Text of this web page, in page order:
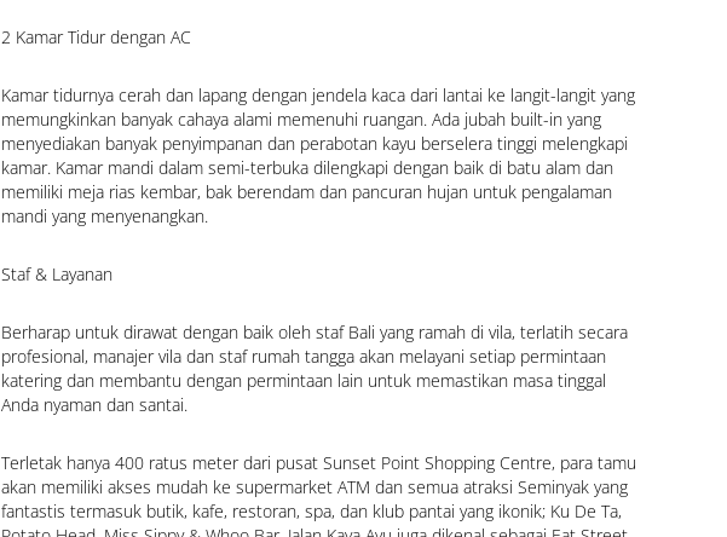
2 Kamar Tidur dengan AC
Kamar tidurnya cerah dan lapang dengan jendela kaca dari lantai ke langit-langit yang
memungkinkan banyak cahaya alami memenuhi ruangan. Ada jubah built-in yang
menyediakan banyak penyimpanan dan perabotan kayu berselera tinggi melengkapi
kamar. Kamar mandi dalam semi-terbuka dilengkapi dengan baik di batu alam dan
memiliki meja rias kembar, bak berendam dan pancuran hujan untuk pengalaman
mandi yang menyenangkan.
Staf & Layanan
Berharap untuk dirawat dengan baik oleh staf Bali yang ramah di vila, terlatih secara
profesional, manajer vila dan staf rumah tangga akan melayani setiap permintaan
katering dan membantu dengan permintaan lain untuk memastikan masa tinggal
Anda nyaman dan santai.
Terletak hanya 400 ratus meter dari pusat Sunset Point Shopping Centre, para tamu
akan memiliki akses mudah ke supermarket ATM dan semua atraksi Seminyak yang
fantastis termasuk butik, kafe, restoran, spa, dan klub pantai yang ikonik; Ku De Ta,